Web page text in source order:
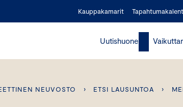
Kauppakamarit
Uutishuone
NEUVOSTO › ETSI LAUSUNTOA ›